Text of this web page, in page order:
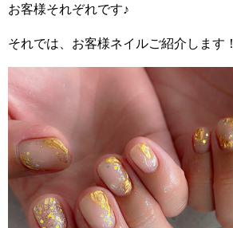
お客様それぞれです♪
それでは、お客様ネイルご紹介します！